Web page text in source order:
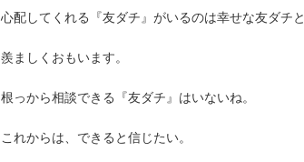
心配してくれる『友ダチ』がいるのは幸せな友ダチと
羨ましくおもいます。
根っから相談できる『友ダチ』はいないね。
これからは、できると信じたい。